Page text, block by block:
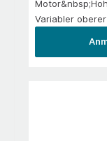
Variabler